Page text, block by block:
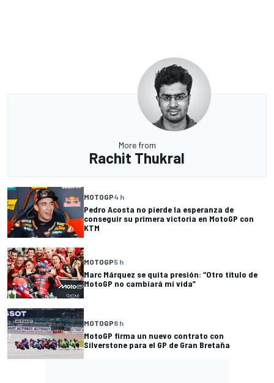
More from
Rachit Thukral
MOTOGP4 h
Pedro Acosta no pierde la esperanza de
conseguir su primera victoria en MotoGP con
KTM
MOTOGP5 h
Marc Márquez se quita presión: “Otro título de
MotoGP no cambiará mi vida”
MOTOGP8 h
MotoGP firma un nuevo contrato con
Silverstone para el GP de Gran Bretaña